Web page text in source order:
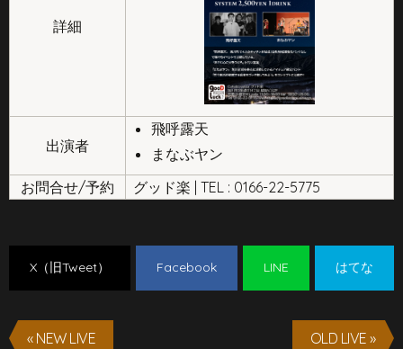
詳細
出演者
飛呼露天
まなぶヤン
お問合せ/予約
グッド楽 | TEL : 0166-22-5775
X（旧Tweet） Facebook LINE はてな
« NEW LIVE OLD LIVE »